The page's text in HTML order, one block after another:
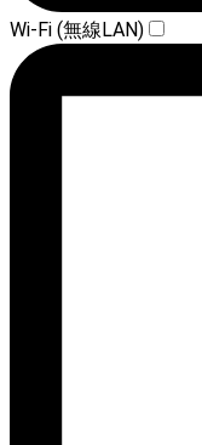
Wi-Fi (無線LAN)